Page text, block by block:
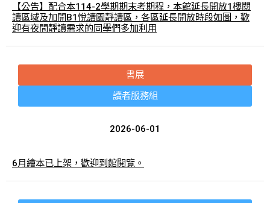
【公告】配合本114-2學期期末考期程，本館延長開放1樓閱
讀區域及加開B1悅讀園靜讀區，各區延長開放時段如圖，歡
迎有夜間靜讀需求的同學們多加利用
書展
讀者服務組
2026-06-01
6月繪本已上架，歡迎到館閱覽。